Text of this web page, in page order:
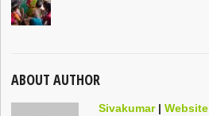
ABOUT AUTHOR
Sivakumar|Website